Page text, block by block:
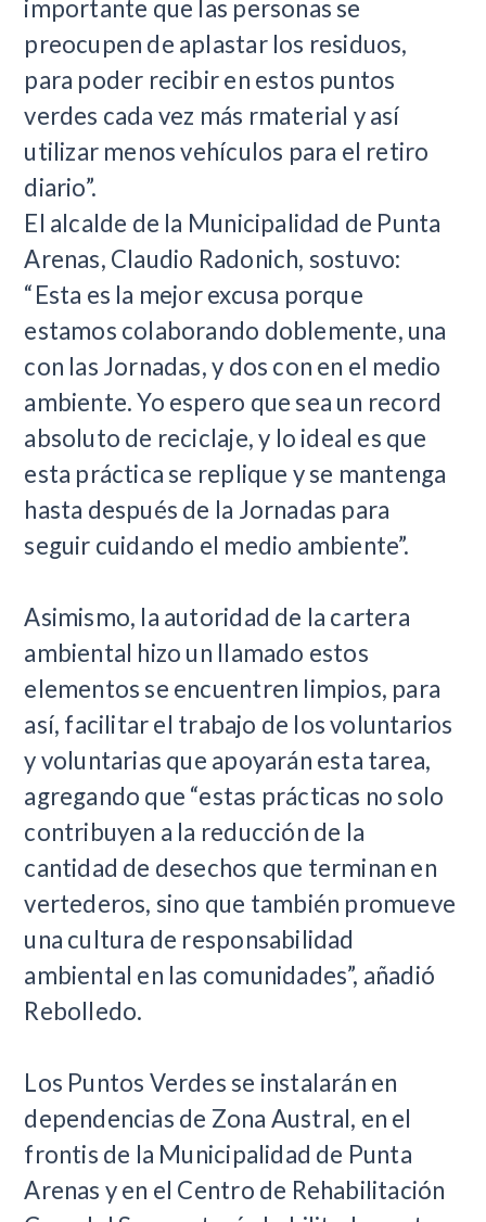
importante que las personas se
preocupen de aplastar los residuos,
para poder recibir en estos puntos
verdes cada vez más rmaterial y así
utilizar menos vehículos para el retiro
diario”.
El alcalde de la Municipalidad de Punta
Arenas, Claudio Radonich, sostuvo:
“Esta es la mejor excusa porque
estamos colaborando doblemente, una
con las Jornadas, y dos con en el medio
ambiente. Yo espero que sea un record
absoluto de reciclaje, y lo ideal es que
esta práctica se replique y se mantenga
hasta después de la Jornadas para
seguir cuidando el medio ambiente”.
Asimismo, la autoridad de la cartera
ambiental hizo un llamado estos
elementos se encuentren limpios, para
así, facilitar el trabajo de los voluntarios
y voluntarias que apoyarán esta tarea,
agregando que “estas prácticas no solo
contribuyen a la reducción de la
cantidad de desechos que terminan en
vertederos, sino que también promueve
una cultura de responsabilidad
ambiental en las comunidades”, añadió
Rebolledo.
Los Puntos Verdes se instalarán en
dependencias de Zona Austral, en el
frontis de la Municipalidad de Punta
Arenas y en el Centro de Rehabilitación